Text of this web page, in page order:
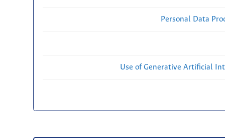
Personal Data
Use of Generative Artificial